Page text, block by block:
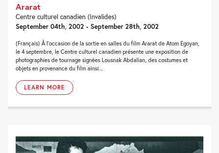
Ararat
Centre culturel canadien (Invalides)
September 04th, 2002 - September 28th, 2002
(Français) À l'occasion de la sortie en salles du film Ararat de Atom Egoyan,
le 4 septembre, le Centre culturel canadien présente une exposition de
photographies de tournage signées Lousnak Abdalian, des costumes et
objets en provenance du film ainsi...
LEARN MORE